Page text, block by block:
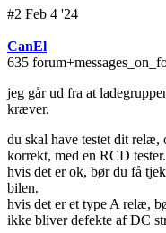
#2 Feb 4 '24
CanEl
635
jeg går ud fra at
kræver.
du skal have testet dit relæ,
korrekt, med en RCD tester.
hvis det er ok, bør du få
bilen.
hvis det er et type A relæ,
ikke bliver defekte af DC